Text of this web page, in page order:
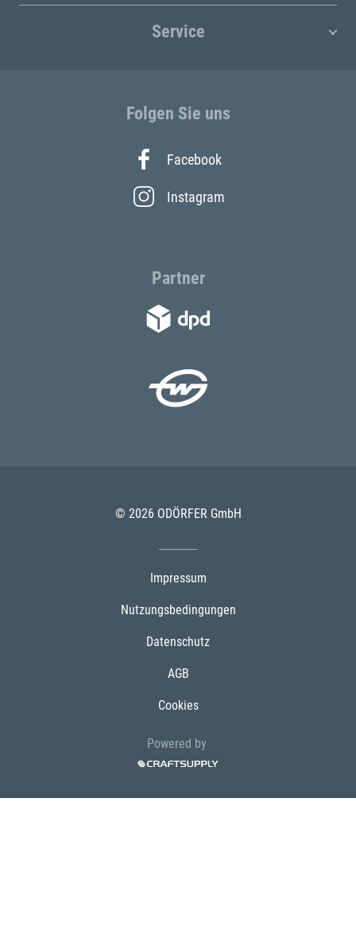
Service
Folgen Sie uns
Facebook
Instagram
Partner
© 2026 ODÖRFER GmbH
Impressum
Nutzungsbedingungen
Datenschutz
AGB
Cookies
Powered by